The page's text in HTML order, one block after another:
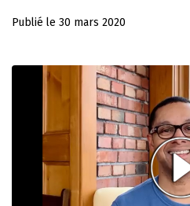
Publié le 30 mars 2020